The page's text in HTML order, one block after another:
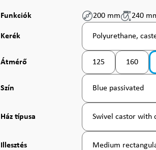
Funkciók 200 mm 240
Válasszon
Kerék Polyurethane,
Válasszon
Átmérő 125 160
Válasszon
Szín Blue passivated
Válasszon
Ház típusa Swivel castor with
Válasszon
Illesztés Medium